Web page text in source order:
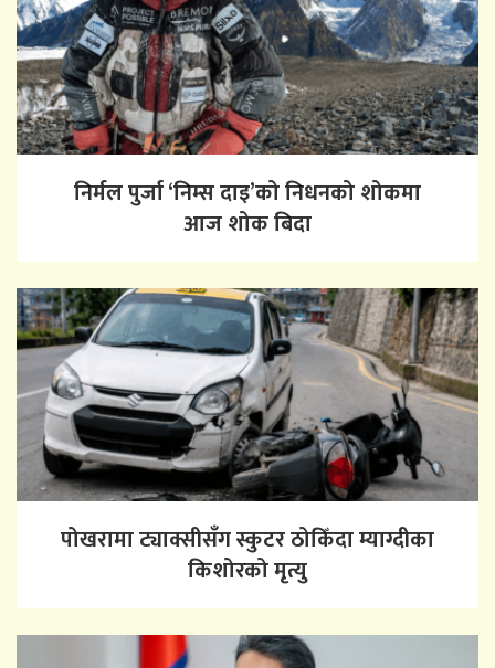
निर्मल पुर्जा ‘निम्स दाइ’को निधनको शोकमा
आज शोक बिदा
पोखरामा ट्याक्सीसँग स्कुटर ठोकिँदा म्याग्दीका
किशोरको मृत्यु